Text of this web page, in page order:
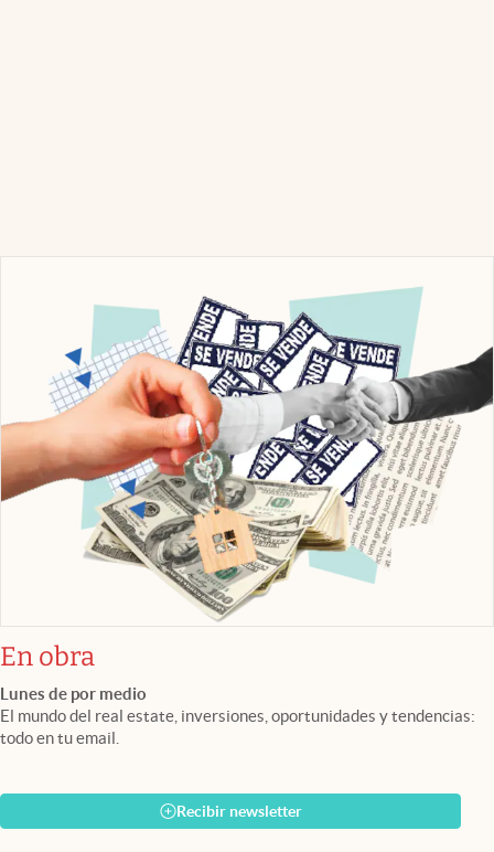
En obra
Lunes de por medio
El mundo del real estate, inversiones, oportunidades y tendencias:
todo en tu email.
Recibir newsletter